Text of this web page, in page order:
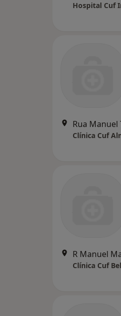
Hospital Cuf
Rua Manuel
Clínica Cuf
R Manuel
Clínica Cuf